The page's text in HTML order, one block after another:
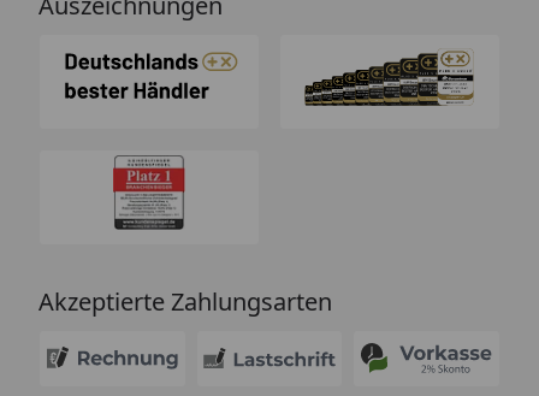
Akzeptierte Zahlungsarten